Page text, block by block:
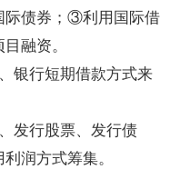
债券；③利用国际借
融资。
行短期借款方式来
行股票、发行债
润方式筹集。